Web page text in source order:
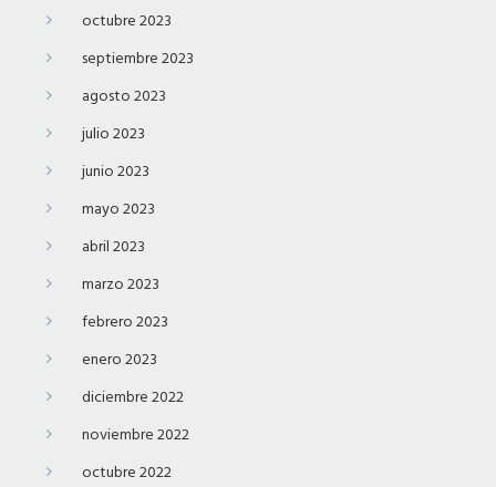
octubre 2023
septiembre 2023
agosto 2023
julio 2023
junio 2023
mayo 2023
abril 2023
marzo 2023
febrero 2023
enero 2023
diciembre 2022
noviembre 2022
octubre 2022